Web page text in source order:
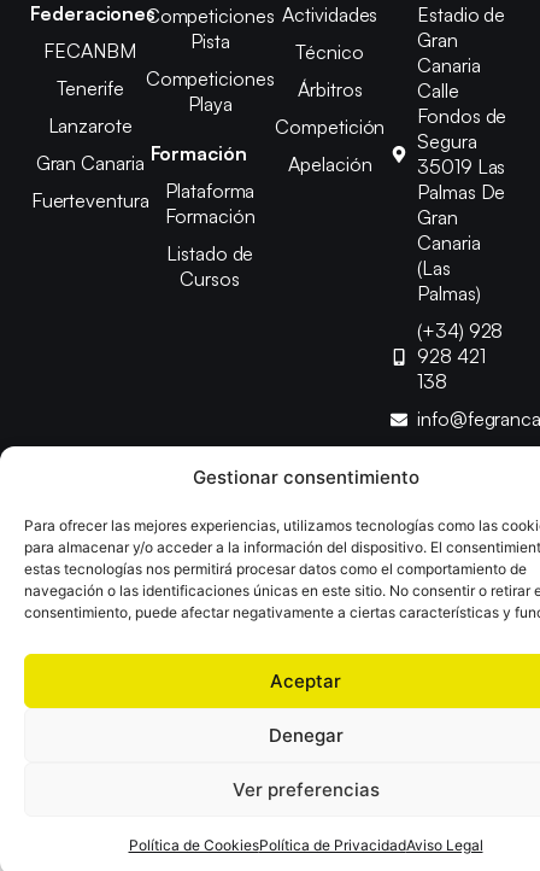
Gestionar consentimiento
Para ofrecer las mejores experiencias, utilizamos tecnologías como las
para almacenar y/o acceder a la información del dispositivo. El
estas tecnologías nos permitirá procesar datos como el comportamiento de
navegación o las identificaciones únicas en este sitio. No consentir o retirar
consentimiento, puede afectar negativamente a ciertas características y
Aceptar
Denegar
Ver preferencias
Política de CookiesPolítica de PrivacidadAviso Legal
Federaciones
FECANBM
Tenerife
Lanzarote
Gran Canaria
Fuerteventura
Competiciones
Pista
Competiciones
Playa
Formación
Plataforma
Formación
Listado de
Cursos
Actividades
Técnico
Árbitros
Competición
Apelación
Estadio de
Gran
Canaria
Calle
Fondos de
Segura
35019 Las
Palmas De
Gran
Canaria
(Las
Palmas)
(+34) 928
928 421
138
Desarrollado porTOOOLS
Aviso LegalPolítica de CookiesPolítica de Privacidad
Declaración de AccesibilidadPolítica de Ventas